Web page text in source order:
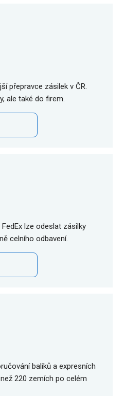
přepravce zásilek v ČR.
ale také do firem.
lze odeslat zásilky
celního odbavení.
balíků a expresních
220 zemích po celém